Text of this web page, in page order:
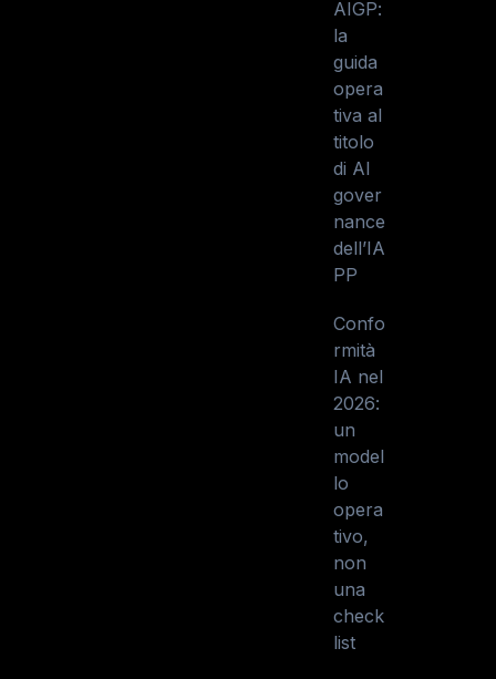
AIGP:
la
guida
opera
tiva al
titolo
di AI
gover
nance
dell’IA
PP
Confo
rmità
IA nel
2026:
un
model
lo
opera
tivo,
non
una
check
list